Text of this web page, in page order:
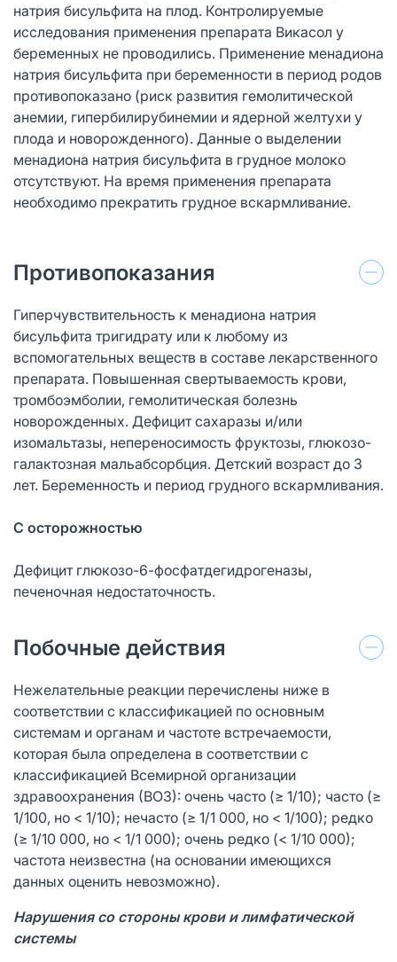
натрия бисульфита на плод. Контролируемые
исследования применения препарата Викасол y
беременных не проводились. Применение менадиона
натрия бисульфита при беременности в период родов
противопоказано (риск развития гемолитической
анемии, гипербилирубинемии и ядерной желтухи y
плода и новорожденного). Данные о выделении
менадиона натрия бисульфита в грудное молоко
отсутствуют. На время применения препарата
необходимо прекратить грудное вскармливание.
Противопоказания
Гиперчувствительность к менадиона натрия
бисульфита тригидрату или к любому из
вспомогательных веществ в составе лекарственного
препарата. Повышенная свертываемость крови,
тромбоэмболии, гемолитическая болезнь
новорожденных. Дефицит сахаразы и/или
изомальтазы, непереносимость фруктозы, глюкозо-
галактозная мальабсорбция. Детский возраст до 3
лет. Беременность и период грудного вскармливания.
С осторожностью
Дефицит глюкозо-6-фосфатдегидрогеназы,
печеночная недостаточность.
Побочные действия
Нежелательные реакции перечислены ниже в
соответствии с классификацией по основным
системам и органам и частоте встречаемости,
которая была определена в соответствии с
классификацией Всемирной организации
здравоохранения (ВОЗ): очень часто (≥ 1/10); часто (≥
1/100, но < 1/10); нечасто (≥ 1/1 000, но < 1/100); редко
(≥ 1/10 000, но < 1/1 000); очень редко (< 1/10 000);
частота неизвестна (на основании имеющихся
данных оценить невозможно).
Нарушения со стороны крови и лимфатической
системы